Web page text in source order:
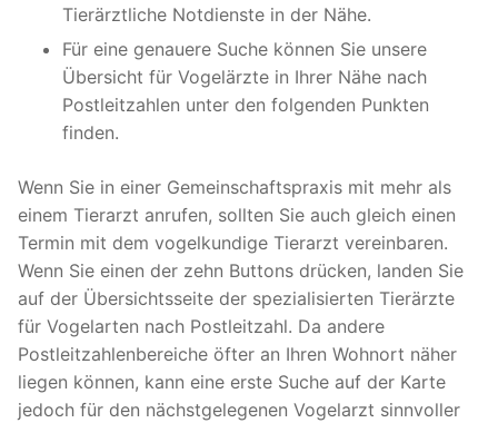
Tierärztliche Notdienste in der Nähe.
Für eine genauere Suche können Sie unsere
Übersicht für Vogelärzte in Ihrer Nähe nach
Postleitzahlen unter den folgenden Punkten
finden.
Wenn Sie in einer Gemeinschaftspraxis mit mehr als
einem Tierarzt anrufen, sollten Sie auch gleich einen
Termin mit dem vogelkundige Tierarzt vereinbaren.
Wenn Sie einen der zehn Buttons drücken, landen Sie
auf der Übersichtsseite der spezialisierten Tierärzte
für Vogelarten nach Postleitzahl. Da andere
Postleitzahlenbereiche öfter an Ihren Wohnort näher
liegen können, kann eine erste Suche auf der Karte
jedoch für den nächstgelegenen Vogelarzt sinnvoller